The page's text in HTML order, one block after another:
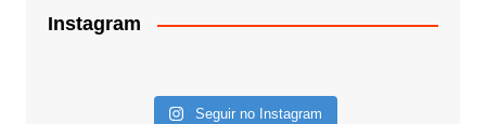
Instagram
Seguir no Instagram